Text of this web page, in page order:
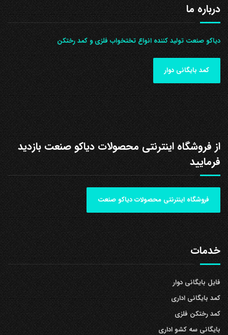
درباره ما
دیاکو صنعت تولید کننده انواع تختخواب فلزی و کمد رختکن
کمد بایگانی دوار
از فروشگاه اینترنتی محصولات دیاکو صنعت بازدید
فرمایید
فروشگاه اینترنتی محصولات دیاکو صنعت
خدمات
فایل بایگانی دوار
کمد بایگانی اداری
کمد رختکن فلزی
بایگانی سه کشو اداری